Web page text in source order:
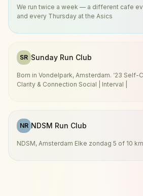
We run twice a week — a different cafe every Saturday
and every Thursday at the Asics
SR Sunday Run Club
Born in Vondelpark, Amsterdam. ‘23 Self-
Clarity & Connection Social | Interval |
NR NDSM Run Club
NDSM, Amsterdam Elke zondag 5 of 10